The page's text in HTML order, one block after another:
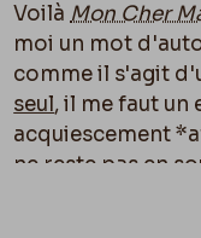
Voilà Mon Cher
moi un mot
comme il s'agit
seul, il me faut un
acquiescement
ne reste pas en